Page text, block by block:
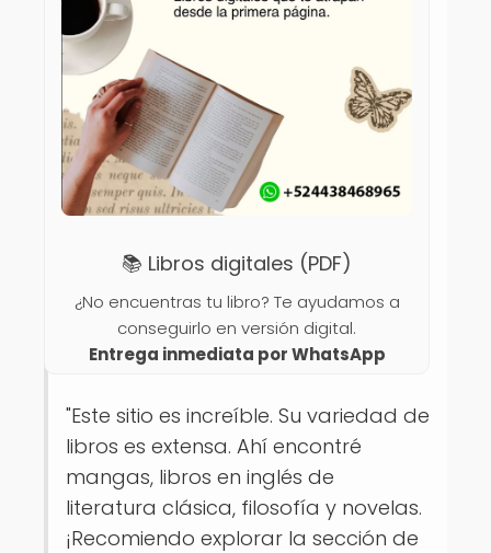
📚 Libros digitales (PDF)
¿No encuentras tu libro? Te ayudamos a
conseguirlo en versión digital.
Entrega inmediata por WhatsApp
"Este sitio es increíble. Su variedad de
libros es extensa. Ahí encontré
mangas, libros en inglés de
literatura clásica, filosofía y novelas.
¡Recomiendo explorar la sección de